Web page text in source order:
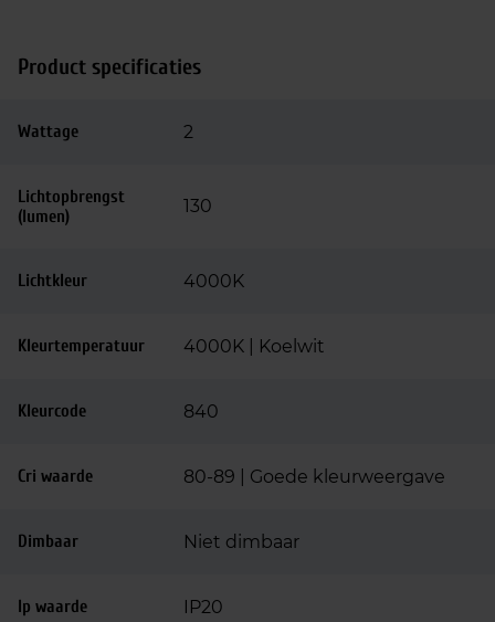
Product specificaties
Wattage 2
Lichtopbrengst
(lumen)
130
Lichtkleur 4000K
Kleurtemperatuur 4000K | Koelwit
Kleurcode 840
Cri waarde 80-89 | Goede kleurweergave
Dimbaar Niet dimbaar
Ip waarde IP20